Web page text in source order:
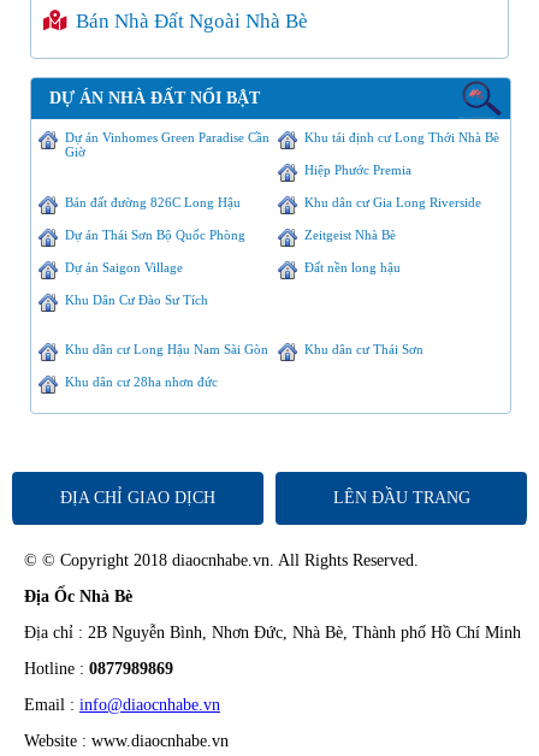
Bán Nhà Đất Ngoài Nhà Bè
DỰ ÁN NHÀ ĐẤT NỔI BẬT
Dự án Vinhomes Green Paradise Cần
Giờ
Khu tái định cư Long Thới Nhà Bè
Hiệp Phước Premia
Bán đất đường 826C Long Hậu Khu dân cư Gia Long Riverside
Dự án Thái Sơn Bộ Quốc Phòng Zeitgeist Nhà Bè
Dự án Saigon Village Đất nền long hậu
Khu Dân Cư Đào Sư Tích
Khu dân cư Long Hậu Nam Sài Gòn Khu dân cư Thái Sơn
Khu dân cư 28ha nhơn đức
ĐỊA CHỈ GIAO DỊCH LÊN ĐẦU TRANG
© © Copyright 2018 diaocnhabe.vn. All Rights Reserved.
Địa Ốc Nhà Bè
Địa chỉ : 2B Nguyễn Bình, Nhơn Đức, Nhà Bè, Thành phố Hồ Chí Minh
Hotline : 0877989869
Email : info@diaocnhabe.vn
Website : www.diaocnhabe.vn